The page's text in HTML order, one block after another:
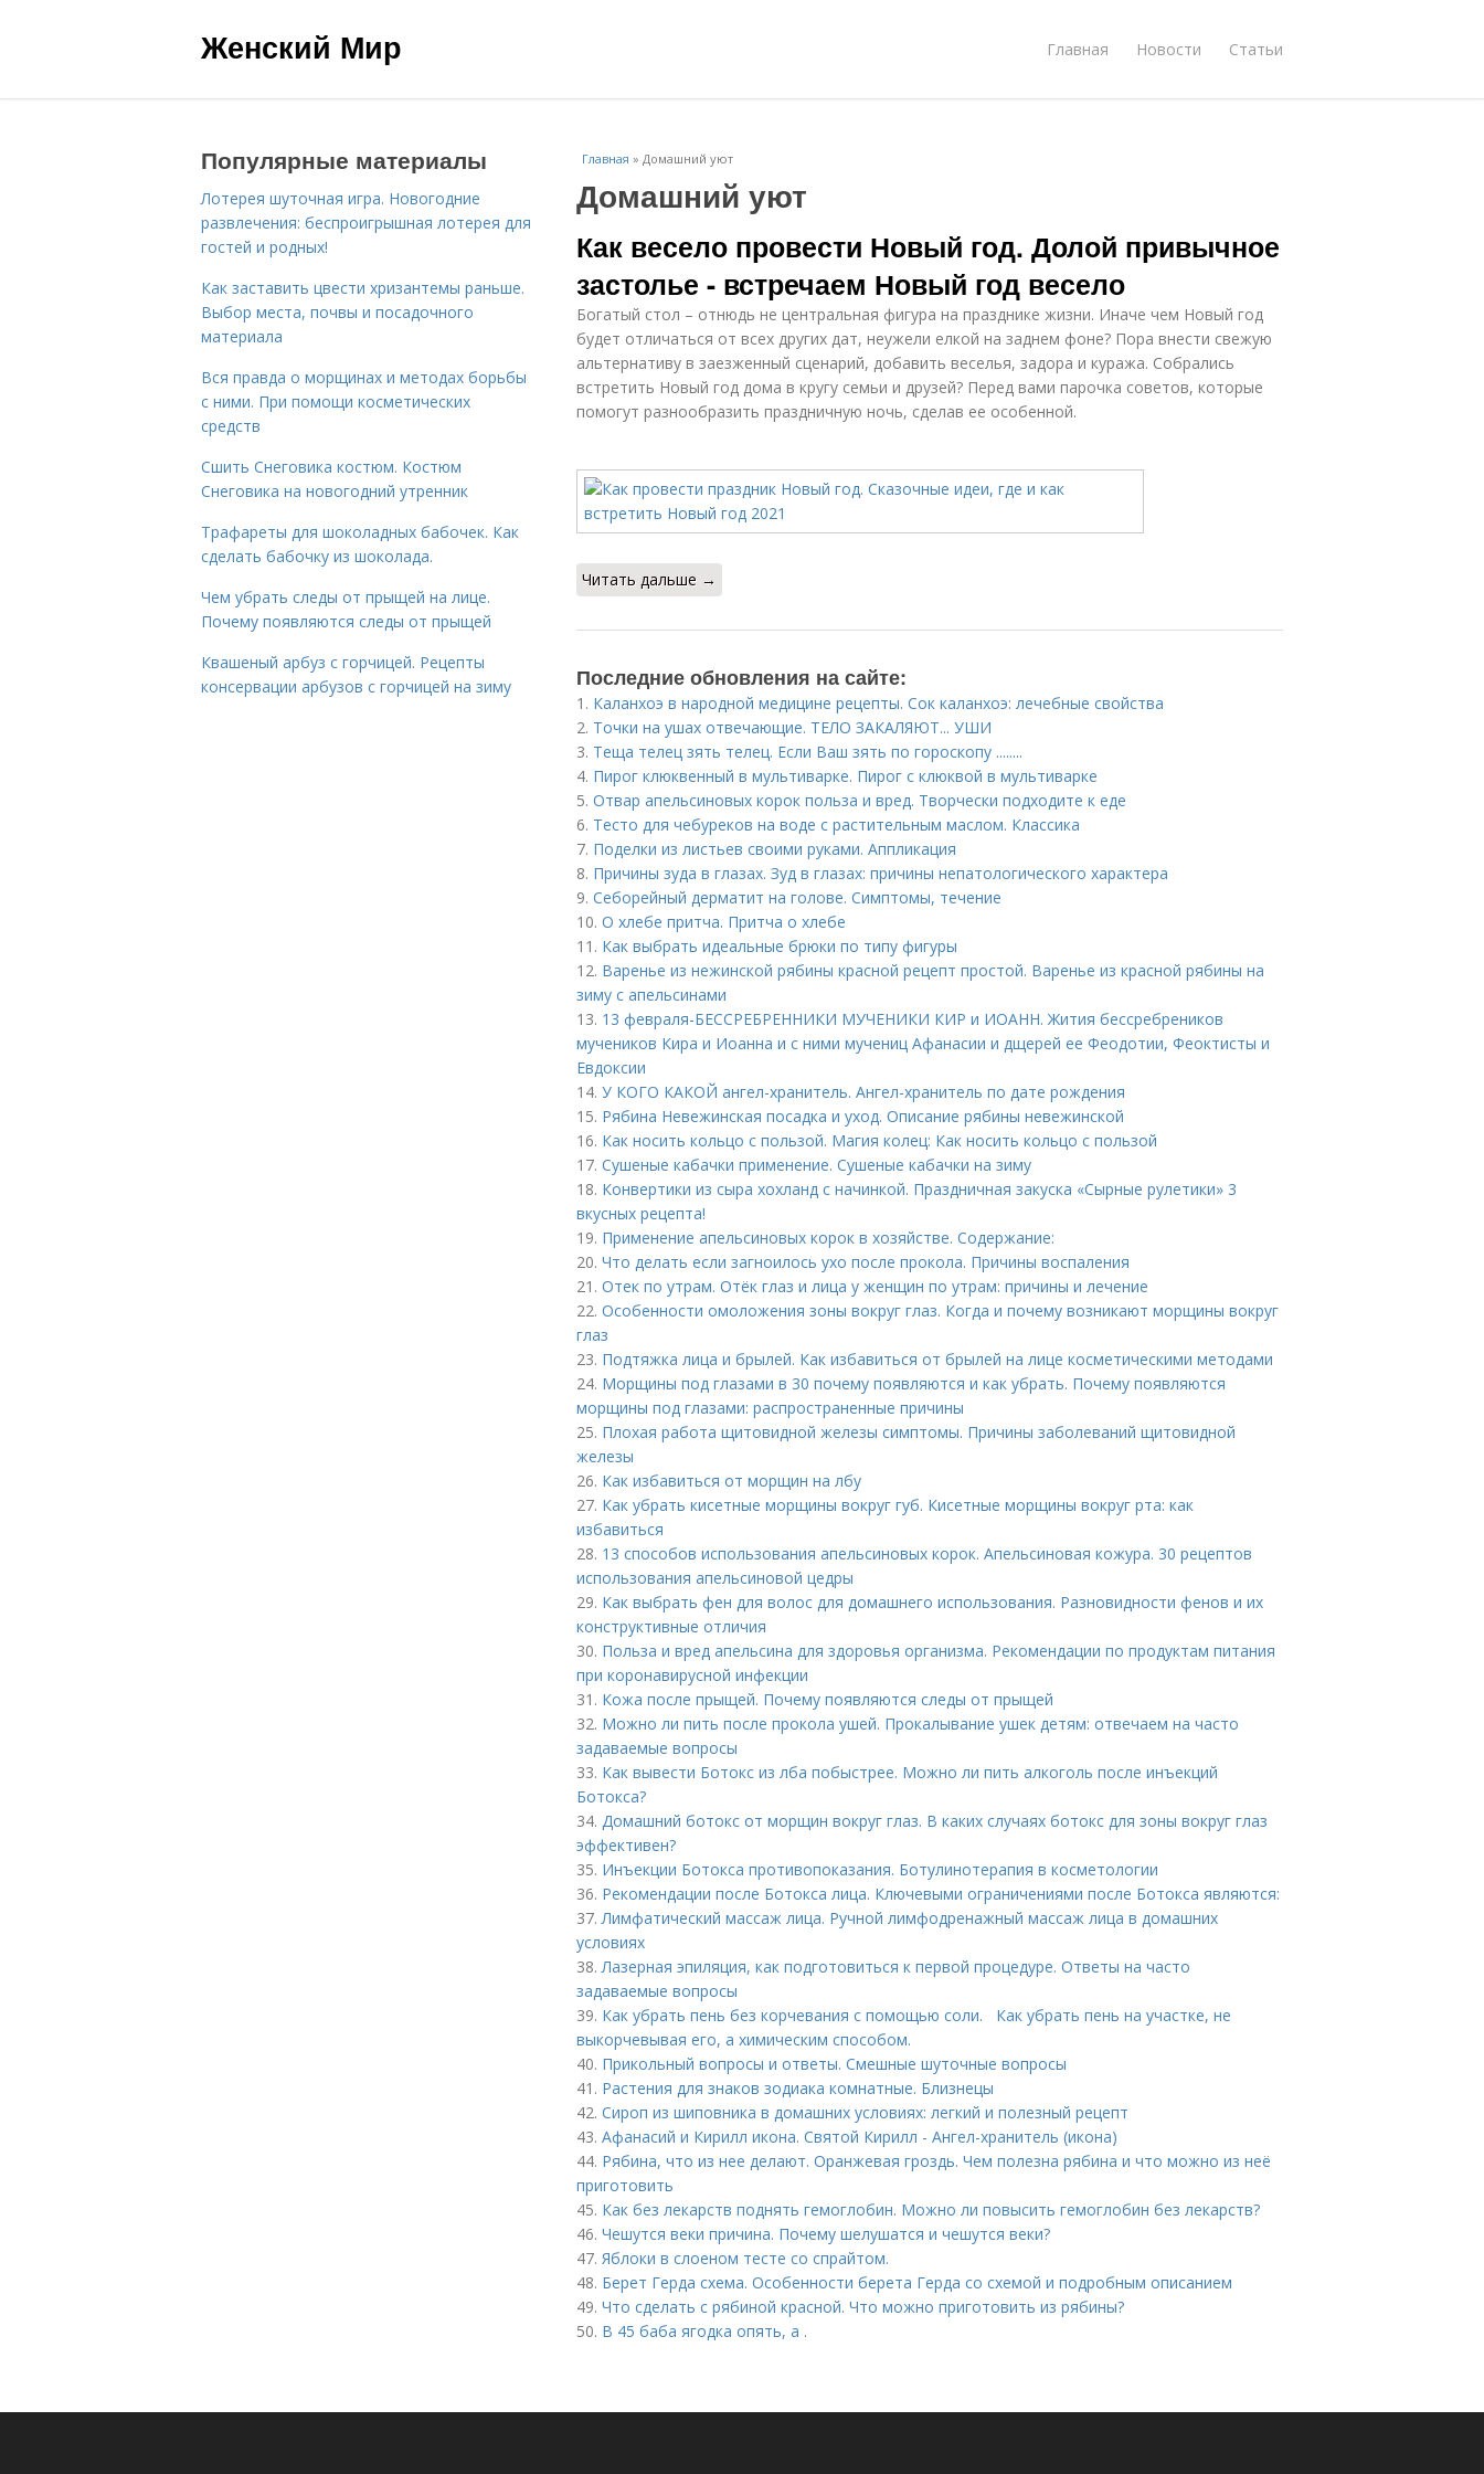
Женский Мир Главная Новости Статьи
Главная » Домашний уют
Домашний уют
Как весело провести Новый год. Долой привычное
застолье - встречаем Новый год весело
Богатый стол – отнюдь не центральная фигура на празднике жизни. Иначе чем Новый год
будет отличаться от всех других дат, неужели елкой на заднем фоне? Пора внести свежую
альтернативу в заезженный сценарий, добавить веселья, задора и куража. Собрались
встретить Новый год дома в кругу семьи и друзей? Перед вами парочка советов, которые
помогут разнообразить праздничную ночь, сделав ее особенной.
Читать дальше →
Последние обновления на сайте:
1. Каланхоэ в народной медицине рецепты. Сок каланхоэ: лечебные свойства
2. Точки на ушах отвечающие. ТЕЛО ЗАКАЛЯЮТ... УШИ
3. Теща телец зять телец. Если Ваш зять по гороскопу ........
4. Пирог клюквенный в мультиварке. Пирог с клюквой в мультиварке
5. Отвар апельсиновых корок польза и вред. Творчески подходите к еде
6. Тесто для чебуреков на воде с растительным маслом. Классика
7. Поделки из листьев своими руками. Аппликация
8. Причины зуда в глазах. Зуд в глазах: причины непатологического характера
9. Себорейный дерматит на голове. Cимптомы, течение
10. О хлебе притча. Притча о хлебе
11. Как выбрать идеальные брюки по типу фигуры
12. Варенье из нежинской рябины красной рецепт простой. Варенье из красной рябины на
зиму с апельсинами
13. 13 февраля-БЕССРЕБРЕННИКИ МУЧЕНИКИ КИР и ИОАНН. Жития бессребреников
мучеников Кира и Иоанна и с ними мучениц Афанасии и дщерей ее Феодотии, Феоктисты и
Евдоксии
14. У КОГО КАКОЙ ангел-хранитель. Ангел-хранитель по дате рождения
15. Рябина Невежинская посадка и уход. Описание рябины невежинской
16. Как носить кольцо с пользой. Магия колец: Как носить кольцо с пользой
17. Сушеные кабачки применение. Сушеные кабачки на зиму
18. Конвертики из сыра хохланд с начинкой. Праздничная закуска «Сырные рулетики» 3
вкусных рецепта!
19. Применение апельсиновых корок в хозяйстве. Содержание:
20. Что делать если загноилось ухо после прокола. Причины воспаления
21. Отек по утрам. Отёк глаз и лица у женщин по утрам: причины и лечение
22. Особенности омоложения зоны вокруг глаз. Когда и почему возникают морщины вокруг
глаз
23. Подтяжка лица и брылей. Как избавиться от брылей на лице косметическими методами
24. Морщины под глазами в 30 почему появляются и как убрать. Почему появляются
морщины под глазами: распространенные причины
25. Плохая работа щитовидной железы симптомы. Причины заболеваний щитовидной
железы
26. Как избавиться от морщин на лбу
27. Как убрать кисетные морщины вокруг губ. Кисетные морщины вокруг рта: как
избавиться
28. 13 способов использования апельсиновых корок. Апельсиновая кожура. 30 рецептов
использования апельсиновой цедры
29. Как выбрать фен для волос для домашнего использования. Разновидности фенов и их
конструктивные отличия
30. Польза и вред апельсина для здоровья организма. Рекомендации по продуктам питания
при коронавирусной инфекции
31. Кожа после прыщей. Почему появляются следы от прыщей
32. Можно ли пить после прокола ушей. Прокалывание ушек детям: отвечаем на часто
задаваемые вопросы
33. Как вывести Ботокс из лба побыстрее. Можно ли пить алкоголь после инъекций
Ботокса?
34. Домашний ботокс от морщин вокруг глаз. В каких случаях ботокс для зоны вокруг глаз
эффективен?
35. Инъекции Ботокса противопоказания. Ботулинотерапия в косметологии
36. Рекомендации после Ботокса лица. Ключевыми ограничениями после Ботокса являются:
37.Лимфатический массаж лица. Ручной лимфодренажный массаж лица в домашних
условиях
38.Лазерная эпиляция, как подготовиться к первой процедуре. Ответы на часто
задаваемые вопросы
39. Как убрать пень без корчевания с помощью соли. Как убрать пень на участке, не
выкорчевывая его, а химическим способом.
40. Прикольный вопросы и ответы. Смешные шуточные вопросы
41. Растения для знаков зодиака комнатные. Близнецы
42. Сироп из шиповника в домашних условиях: легкий и полезный рецепт
43. Афанасий и Кирилл икона. Святой Кирилл - Ангел-хранитель (икона)
44. Рябина, что из нее делают. Оранжевая гроздь. Чем полезна рябина и что можно из неё
приготовить
45. Как без лекарств поднять гемоглобин. Можно ли повысить гемоглобин без лекарств?
46. Чешутся веки причина. Почему шелушатся и чешутся веки?
47. Яблоки в слоеном тесте со спрайтом.
48. Берет Герда схема. Особенности берета Герда со схемой и подробным описанием
49. Что сделать с рябиной красной. Что можно приготовить из рябины?
50. В 45 баба ягодка опять, а .
Популярные материалы
Лотерея шуточная игра. Новогодние
развлечения: беспроигрышная лотерея для
гостей и родных!
Как заставить цвести хризантемы раньше.
Выбор места, почвы и посадочного
материала
Вся правда о морщинах и методах борьбы
с ними. При помощи косметических
средств
Сшить Снеговика костюм. Костюм
Снеговика на новогодний утренник
Трафареты для шоколадных бабочек. Как
сделать бабочку из шоколада.
Чем убрать следы от прыщей на лице.
Почему появляются следы от прыщей
Квашеный арбуз с горчицей. Рецепты
консервации арбузов с горчицей на зиму